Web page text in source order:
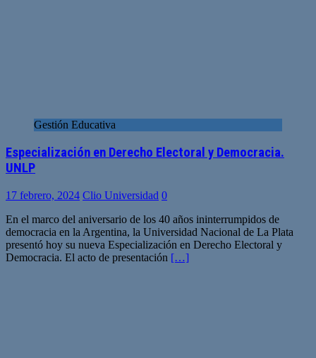
Gestión Educativa
Especialización en Derecho Electoral y Democracia.
UNLP
17 febrero, 2024 Clio Universidad 0
En el marco del aniversario de los 40 años ininterrumpidos de
democracia en la Argentina, la Universidad Nacional de La Plata
presentó hoy su nueva Especialización en Derecho Electoral y
Democracia. El acto de presentación […]